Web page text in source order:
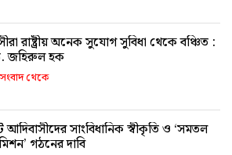
রাষ্ট্রীয় অনেক সুযোগ সুবিধা থেকে বঞ্চিত :
জহিরুল হক
থেকে
আদিবাসীদের সাংবিধানিক স্বীকৃতি ও ‘সমতল
গঠনের দাবি